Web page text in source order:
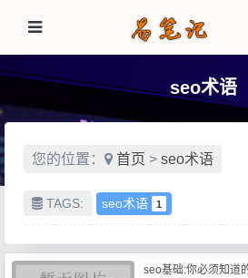
seo术语
您的位置： 首页 > seo术语
TAGS: seo术语 1
seo基础:你必须知道